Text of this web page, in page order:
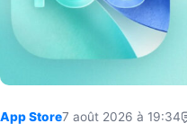
App Store7 août 2026 à 19:34